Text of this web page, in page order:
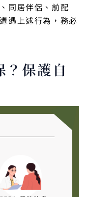
同居伴侶、前配
遇上述行為，務必
？保護自